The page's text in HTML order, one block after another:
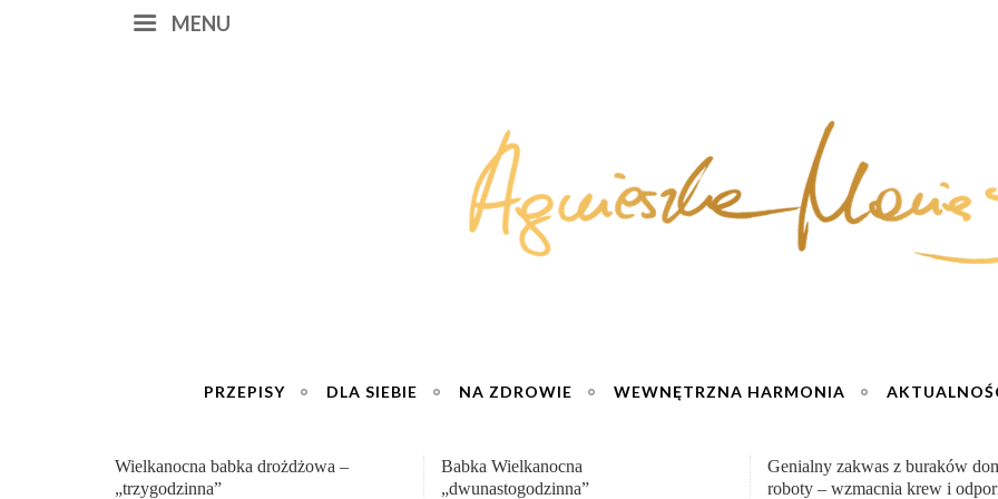
MENU
PRZEPISY DLA SIEBIE NA ZDROWIE WEWNĘTRZNA HARMONIA
Babka Wielkanocna
„dwunastogodzinna”
Genialny zakwas z buraków domowej
roboty – wzmacnia krew i odporność
„Przemiana” Podróż do siły i